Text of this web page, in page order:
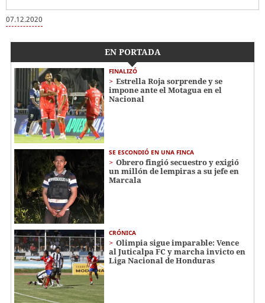
07.12.2020
EN PORTADA
FINALIZÓ
Estrella Roja sorprende y se
impone ante el Motagua en el
Nacional
SE ESCONDIÓ EN UNA FINCA
Obrero fingió secuestro y exigió
un millón de lempiras a su jefe en
Marcala
CRÓNICA
Olimpia sigue imparable: Vence
al Juticalpa FC y marcha invicto en
Liga Nacional de Honduras